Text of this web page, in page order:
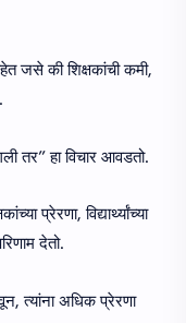
जसे की शिक्षकांची कमी,
तर” हा विचार आवडतो.
प्रेरणा, विद्यार्थ्यांच्या
देतो.
त्यांना अधिक प्रेरणा